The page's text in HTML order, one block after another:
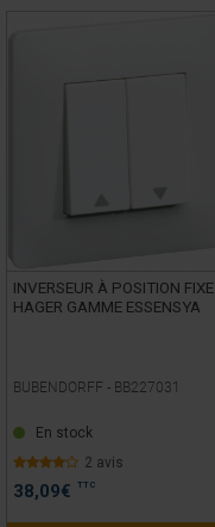
INVERSEUR À POSITION FIXE
HAGER GAMME ESSENSYA
BUBENDORFF - BB227031
En stock
2 avis
38,09€ TTC